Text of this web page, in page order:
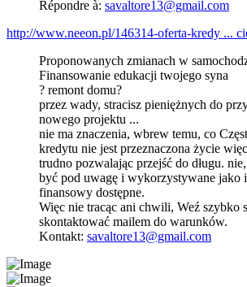
Répondre à: savaltore13@gmail.com
http://www.neeon.pl/146314-oferta-kredy ...
Proponowanych zmianach w
Finansowanie edukacji twojego syna
? remont domu?
przez wady, stracisz pieniężnych do
nowego projektu ...
nie ma znaczenia, wbrew temu, co
kredytu nie jest przeznaczona życie
trudno pozwalając przejść do długu.
być pod uwagę i wykorzystywane jako
finansowy dostępne.
Więc nie tracąc ani chwili, Weź szybko
skontaktować mailem do warunków.
Kontakt: savaltore13@gmail.com